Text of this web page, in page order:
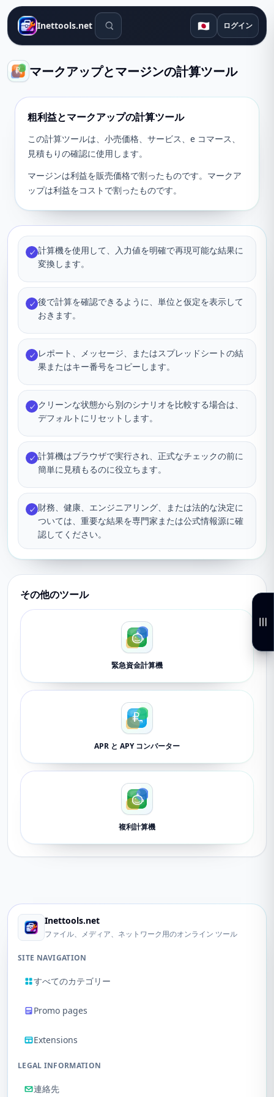
Inettools.net 検索ツール 🇯🇵 ログイン
マークアップとマージンの計算ツール
粗利益とマークアップの計算ツール
この計算ツールは、小売価格、サービス、e コマース、
見積もりの確認に使用します。
マージンは利益を販売価格で割ったものです。マークア
ップは利益をコストで割ったものです。
✓ 計算機を使用して、入力値を明確で再現可能な結果に
変換します。
✓ 後で計算を確認できるように、単位と仮定を表示して
おきます。
✓ レポート、メッセージ、またはスプレッドシートの結
果またはキー番号をコピーします。
✓ クリーンな状態から別のシナリオを比較する場合は、
デフォルトにリセットします。
✓ 計算機はブラウザで実行され、正式なチェックの前に
簡単に見積もるのに役立ちます。
✓ 財務、健康、エンジニアリング、または法的な決定に
ついては、重要な結果を専門家または公式情報源に確
認してください。
その他のツール
緊急資金計算機
APR と APY コンバーター
複利計算機
Inettools.net
ファイル、メディア、ネットワーク用のオンライン ツール
SITE NAVIGATION
すべてのカテゴリー
Promo pages
Extensions
LEGAL INFORMATION
連絡先